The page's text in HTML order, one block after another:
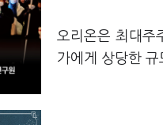
오리온은 최대주
가에게 상당한